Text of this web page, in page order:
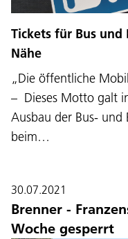
Tickets für Bus und
Nähe
„Die öffentliche
– Dieses Motto galt
Ausbau der Bus-
beim…
30.07.2021
Brenner -
Woche gesperrt